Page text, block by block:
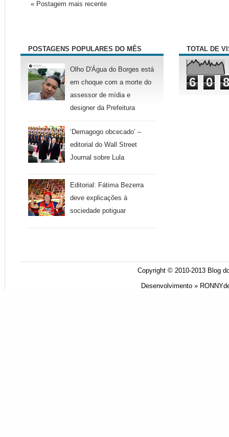
« Postagem mais recente
POSTAGENS POPULARES DO MÊS
Olho D'Água do Borges está
em choque com a morte do
assessor de mídia e
designer da Prefeitura
‘Demagogo obcecado’ –
editorial do Wall Street
Journal sobre Lula
Editorial: Fátima Bezerra
deve explicações à
sociedade potiguar
TOTAL DE
6 0 8
Copyright © 2010-2013 Blog
Desenvolvimento »